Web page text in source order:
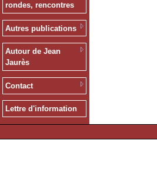
rondes, rencontres
Autres publications
Autour de Jean
Jaurès
Contact
Lettre d'information